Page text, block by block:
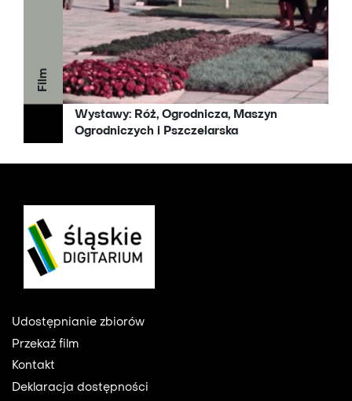
Film
Wystawy: Róż, Ogrodnicza, Maszyn
Ogrodniczych i Pszczelarska
Footer
Udostępnianie zbiorów
Przekaż film
Kontakt
Deklaracja dostępności